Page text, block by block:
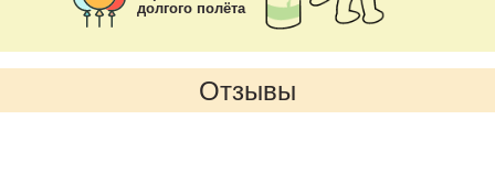
долгого полёта
Отзывы